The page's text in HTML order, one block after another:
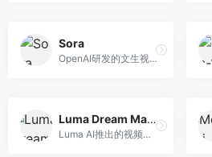
Sora
OpenAI研发的文生视频大模型，可根据文字描述生成长达60秒的高清视频。面向影视创作者、广告从业者和内容生产者，视频连贯性强，物理世界理解准确，代表了AI视频生成的最高水平。
Luma Dream Machine
Luma AI推出的视频生成工具，专注于高质量视频创作。面向影视创作者和内容生产者，支持文生视频、图生视频，视频质量高，物理运动流畅自然。